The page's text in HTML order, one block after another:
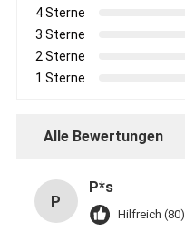
4 Sterne
3 Sterne
2 Sterne
1 Sterne
Alle Bewertungen
P
P*s
Hilfreich (80)